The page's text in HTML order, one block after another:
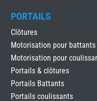
PORTAILS
Clôtures
Motorisation pour battants
Motorisation pour
Portails & clôtures
Portails Battants
Portails coulissants